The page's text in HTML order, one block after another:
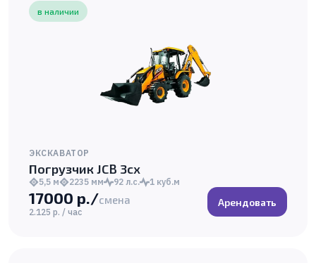
в наличии
ЭКСКАВАТОР
Погрузчик JCB 3cx
5,5 м 2235 мм 92 л.с. 1 куб.м
17000 р./смена
2.125 р. / час
Арендовать